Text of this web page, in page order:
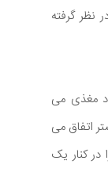
نظر گرفته
مغذی می
اتفاق می
در کنار یک